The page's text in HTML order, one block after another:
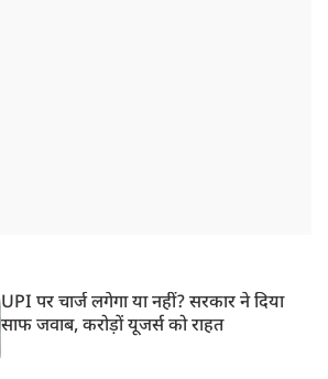
UPI पर चार्ज लगेगा या नहीं? सरकार ने दिया
साफ जवाब, करोड़ों यूजर्स को राहत